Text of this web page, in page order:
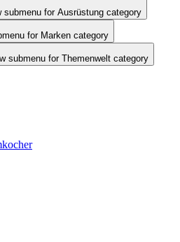
submenu for Ausrüstung category
for Marken category
submenu for Themenwelt category